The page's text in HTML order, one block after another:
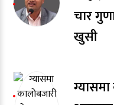
चार
खुसी